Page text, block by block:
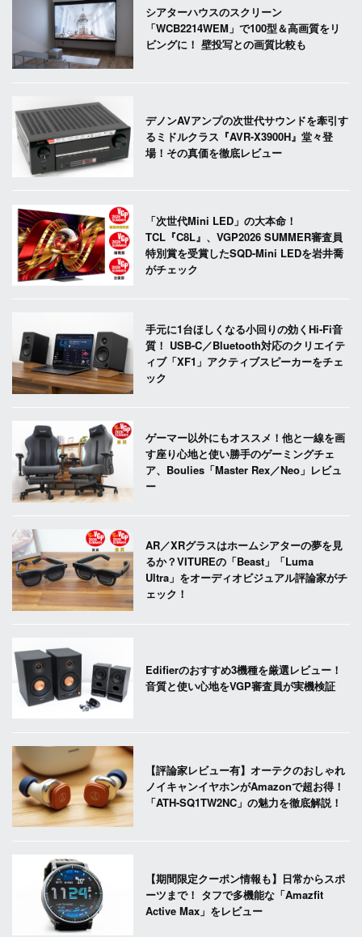
シアターハウスのスクリーン
「WCB2214WEM」で100型＆高画質をリ
ビングに！ 壁投写との画質比較も
デノンAVアンプの次世代サウンドを牽引す
るミドルクラス『AVR-X3900H』堂々登
場！その真価を徹底レビュー
「次世代Mini LED」の大本命！
TCL『C8L』、VGP2026 SUMMER審査員
特別賞を受賞したSQD-Mini LEDを岩井喬
がチェック
手元に1台ほしくなる小回りの効くHi-Fi音
質！ USB-C／Bluetooth対応のクリエイテ
ィブ「XF1」アクティブスピーカーをチェ
ック
ゲーマー以外にもオススメ！他と一線を画
す座り心地と使い勝手のゲーミングチェ
ア、Boulies「Master Rex／Neo」レビュ
ー
AR／XRグラスはホームシアターの夢を見
るか？VITUREの「Beast」「Luma
Ultra」をオーディオビジュアル評論家がチ
ェック！
Edifierのおすすめ3機種を厳選レビュー！
音質と使い心地をVGP審査員が実機検証
【評論家レビュー有】オーテクのおしゃれ
ノイキャンイヤホンがAmazonで超お得！
「ATH-SQ1TW2NC」の魅力を徹底解説！
【期間限定クーポン情報も】日常からスポ
ーツまで！ タフで多機能な「Amazfit
Active Max」をレビュー